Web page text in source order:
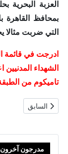
العزبة البحرية
بمحافظ القاهرة
التي ضربت مثالا
ادرجت في قائمة
تاميكوم من
المقال السابق:
السابق
مدرجون آخرون